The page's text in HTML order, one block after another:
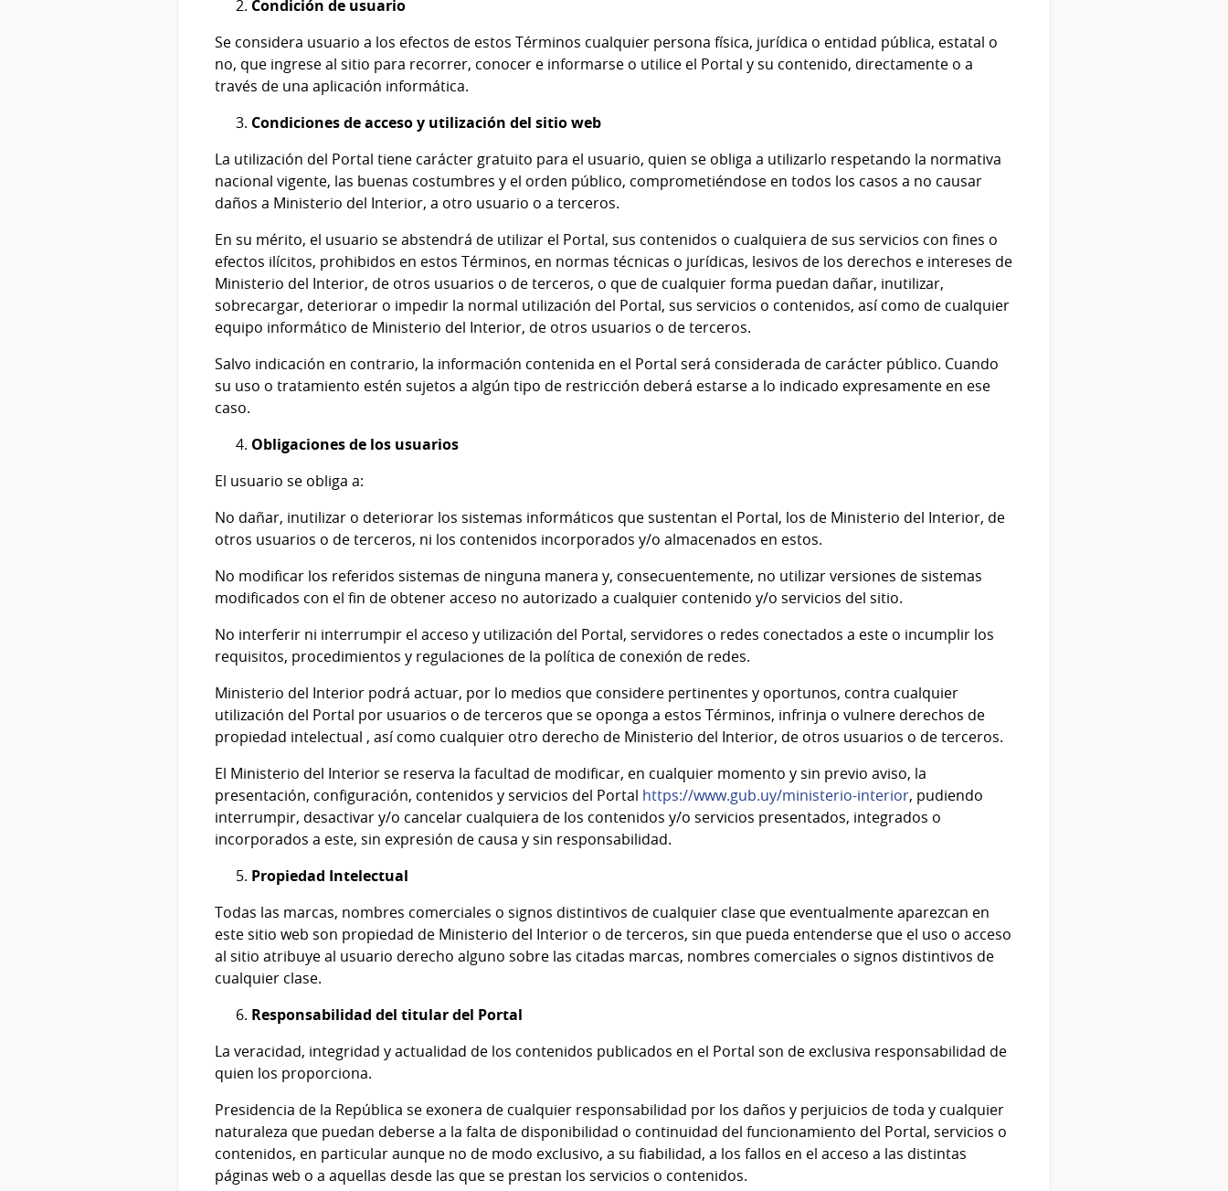
Condición de usuario
Se considera usuario a los efectos de estos Términos cualquier persona física, jurídica o entidad pública, estatal o
no, que ingrese al sitio para recorrer, conocer e informarse o utilice el Portal y su contenido, directamente o a
través de una aplicación informática.
Condiciones de acceso y utilización del sitio web
La utilización del Portal tiene carácter gratuito para el usuario, quien se obliga a utilizarlo respetando la normativa
nacional vigente, las buenas costumbres y el orden público, comprometiéndose en todos los casos a no causar
daños a Ministerio del Interior, a otro usuario o a terceros.
En su mérito, el usuario se abstendrá de utilizar el Portal, sus contenidos o cualquiera de sus servicios con fines o
efectos ilícitos, prohibidos en estos Términos, en normas técnicas o jurídicas, lesivos de los derechos e intereses de
Ministerio del Interior, de otros usuarios o de terceros, o que de cualquier forma puedan dañar, inutilizar,
sobrecargar, deteriorar o impedir la normal utilización del Portal, sus servicios o contenidos, así como de cualquier
equipo informático de Ministerio del Interior, de otros usuarios o de terceros.
Salvo indicación en contrario, la información contenida en el Portal será considerada de carácter público. Cuando
su uso o tratamiento estén sujetos a algún tipo de restricción deberá estarse a lo indicado expresamente en ese
caso.
Obligaciones de los usuarios
El usuario se obliga a:
No dañar, inutilizar o deteriorar los sistemas informáticos que sustentan el Portal, los de Ministerio del Interior, de
otros usuarios o de terceros, ni los contenidos incorporados y/o almacenados en estos.
No modificar los referidos sistemas de ninguna manera y, consecuentemente, no utilizar versiones de sistemas
modificados con el fin de obtener acceso no autorizado a cualquier contenido y/o servicios del sitio.
No interferir ni interrumpir el acceso y utilización del Portal, servidores o redes conectados a este o incumplir los
requisitos, procedimientos y regulaciones de la política de conexión de redes.
Ministerio del Interior podrá actuar, por lo medios que considere pertinentes y oportunos, contra cualquier
utilización del Portal por usuarios o de terceros que se oponga a estos Términos, infrinja o vulnere derechos de
propiedad intelectual , así como cualquier otro derecho de Ministerio del Interior, de otros usuarios o de terceros.
El Ministerio del Interiorse reserva la facultad de modificar, en cualquier momento y sin previo aviso, la
presentación, configuración, contenidos y servicios del Portal https://www.gub.uy/ministerio-interior, pudiendo
interrumpir, desactivar y/o cancelar cualquiera de los contenidos y/o servicios presentados, integrados o
incorporados a este, sin expresión de causa y sin responsabilidad.
Propiedad Intelectual
Todas las marcas, nombres comerciales o signos distintivos de cualquier clase que eventualmente aparezcan en
este sitio web son propiedad de Ministerio del Interior o de terceros, sin que pueda entenderse que el uso o acceso
al sitio atribuye al usuario derecho alguno sobre las citadas marcas, nombres comerciales o signos distintivos de
cualquier clase.
Responsabilidad del titular del Portal
La veracidad, integridad y actualidad de los contenidos publicados en el Portal son de exclusiva responsabilidad de
quien los proporciona.
Presidencia de la República se exonera de cualquier responsabilidad por los daños y perjuicios de toda y cualquier
naturaleza que puedan deberse a la falta de disponibilidad o continuidad del funcionamiento del Portal, servicios o
contenidos, en particular aunque no de modo exclusivo, a su fiabilidad, a los fallos en el acceso a las distintas
páginas web o a aquellas desde las que se prestan los servicios o contenidos.